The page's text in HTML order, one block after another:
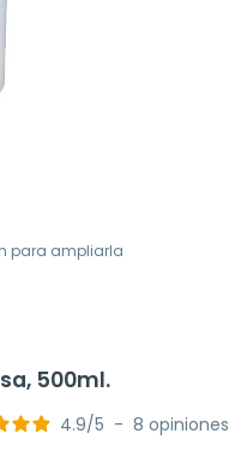
para ampliarla
500ml.
4.9/5 - 8 opiniones